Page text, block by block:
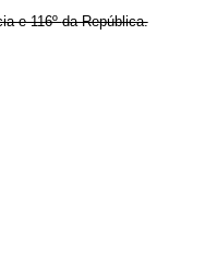
e 116ºda República.